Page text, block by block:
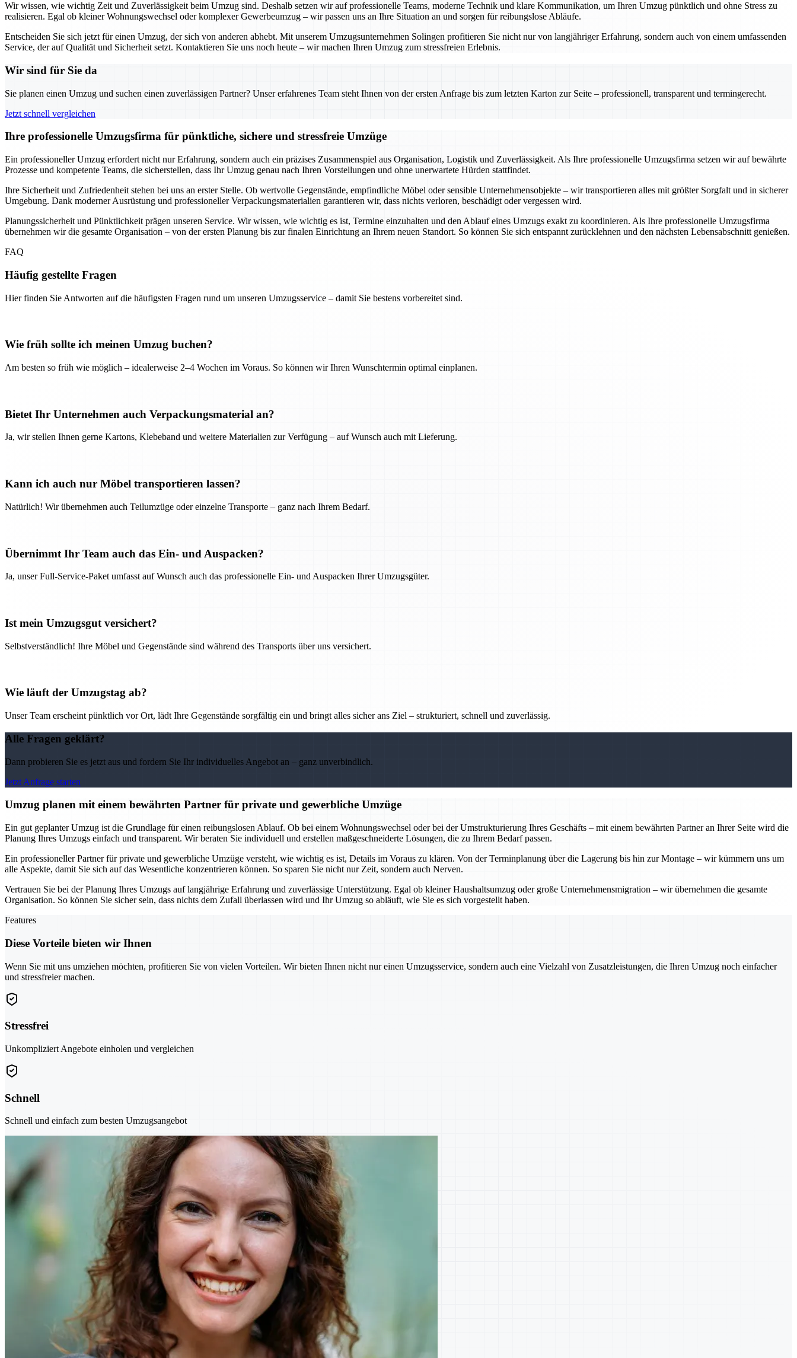
Wir wissen, wie wichtig Zeit und Zuverlässigkeit beim Umzug sind. Deshalb setzen wir auf professionelle Teams, moderne Technik und klare Kommunikation, um Ihren Umzug pünktlich und ohne Stress zu
realisieren. Egal ob kleiner Wohnungswechsel oder komplexer Gewerbeumzug – wir passen uns an Ihre Situation an und sorgen für reibungslose Abläufe.
Entscheiden Sie sich jetzt für einen Umzug, der sich von anderen abhebt. Mit unserem Umzugsunternehmen Solingen profitieren Sie nicht nur von langjähriger Erfahrung, sondern auch von einem umfassenden
Service, der auf Qualität und Sicherheit setzt. Kontaktieren Sie uns noch heute – wir machen Ihren Umzug zum stressfreien Erlebnis.
Wir sind für Sie da
Sie planen einen Umzug und suchen einen zuverlässigen Partner? Unser erfahrenes Team steht Ihnen von der ersten Anfrage bis zum letzten Karton zur Seite – professionell, transparent und termingerecht.
Jetzt schnell vergleichen
Ihre professionelle Umzugsfirma für pünktliche, sichere und stressfreie Umzüge
Ein professioneller Umzug erfordert nicht nur Erfahrung, sondern auch ein präzises Zusammenspiel aus Organisation, Logistik und Zuverlässigkeit. Als Ihre professionelle Umzugsfirma setzen wir auf bewährte
Prozesse und kompetente Teams, die sicherstellen, dass Ihr Umzug genau nach Ihren Vorstellungen und ohne unerwartete Hürden stattfindet.
Ihre Sicherheit und Zufriedenheit stehen bei uns an erster Stelle. Ob wertvolle Gegenstände, empfindliche Möbel oder sensible Unternehmensobjekte – wir transportieren alles mit größter Sorgfalt und in sicherer
Umgebung. Dank moderner Ausrüstung und professioneller Verpackungsmaterialien garantieren wir, dass nichts verloren, beschädigt oder vergessen wird.
Planungssicherheit und Pünktlichkeit prägen unseren Service. Wir wissen, wie wichtig es ist, Termine einzuhalten und den Ablauf eines Umzugs exakt zu koordinieren. Als Ihre professionelle Umzugsfirma
übernehmen wir die gesamte Organisation – von der ersten Planung bis zur finalen Einrichtung an Ihrem neuen Standort. So können Sie sich entspannt zurücklehnen und den nächsten Lebensabschnitt genießen.
FAQ
Häufig gestellte Fragen
Hier finden Sie Antworten auf die häufigsten Fragen rund um unseren Umzugsservice – damit Sie bestens vorbereitet sind.
Wie früh sollte ich meinen Umzug buchen?
Am besten so früh wie möglich – idealerweise 2–4 Wochen im Voraus. So können wir Ihren Wunschtermin optimal einplanen.
Bietet Ihr Unternehmen auch Verpackungsmaterial an?
Ja, wir stellen Ihnen gerne Kartons, Klebeband und weitere Materialien zur Verfügung – auf Wunsch auch mit Lieferung.
Kann ich auch nur Möbel transportieren lassen?
Natürlich! Wir übernehmen auch Teilumzüge oder einzelne Transporte – ganz nach Ihrem Bedarf.
Übernimmt Ihr Team auch das Ein- und Auspacken?
Ja, unser Full-Service-Paket umfasst auf Wunsch auch das professionelle Ein- und Auspacken Ihrer Umzugsgüter.
Ist mein Umzugsgut versichert?
Selbstverständlich! Ihre Möbel und Gegenstände sind während des Transports über uns versichert.
Wie läuft der Umzugstag ab?
Unser Team erscheint pünktlich vor Ort, lädt Ihre Gegenstände sorgfältig ein und bringt alles sicher ans Ziel – strukturiert, schnell und zuverlässig.
Alle Fragen geklärt?
Dann probieren Sie es jetzt aus und fordern Sie Ihr individuelles Angebot an – ganz unverbindlich.
Jetzt Anfrage starten
Umzug planen mit einem bewährten Partner für private und gewerbliche Umzüge
Ein gut geplanter Umzug ist die Grundlage für einen reibungslosen Ablauf. Ob bei einem Wohnungswechsel oder bei der Umstrukturierung Ihres Geschäfts – mit einem bewährten Partner an Ihrer Seite wird die
Planung Ihres Umzugs einfach und transparent. Wir beraten Sie individuell und erstellen maßgeschneiderte Lösungen, die zu Ihrem Bedarf passen.
Ein professioneller Partner für private und gewerbliche Umzüge versteht, wie wichtig es ist, Details im Voraus zu klären. Von der Terminplanung über die Lagerung bis hin zur Montage – wir kümmern uns um
alle Aspekte, damit Sie sich auf das Wesentliche konzentrieren können. So sparen Sie nicht nur Zeit, sondern auch Nerven.
Vertrauen Sie bei der Planung Ihres Umzugs auf langjährige Erfahrung und zuverlässige Unterstützung. Egal ob kleiner Haushaltsumzug oder große Unternehmensmigration – wir übernehmen die gesamte
Organisation. So können Sie sicher sein, dass nichts dem Zufall überlassen wird und Ihr Umzug so abläuft, wie Sie es sich vorgestellt haben.
Features
Diese Vorteile bieten wir Ihnen
Wenn Sie mit uns umziehen möchten, profitieren Sie von vielen Vorteilen. Wir bieten Ihnen nicht nur einen Umzugsservice, sondern auch eine Vielzahl von Zusatzleistungen, die Ihren Umzug noch einfacher
und stressfreier machen.
Stressfrei
Unkompliziert Angebote einholen und vergleichen
Schnell
Schnell und einfach zum besten Umzugsangebot